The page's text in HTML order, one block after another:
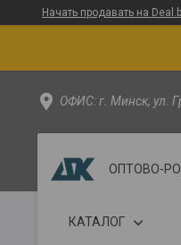
Начать продавать на
ОФИС: г. Минск, ул.
ОПТОВО-
КАТАЛОГ